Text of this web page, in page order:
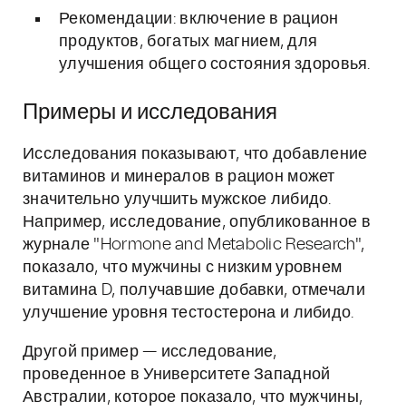
Рекомендации: включение в рацион
продуктов, богатых магнием, для
улучшения общего состояния здоровья.
Примеры и исследования
Исследования показывают, что добавление
витаминов и минералов в рацион может
значительно улучшить мужское либидо.
Например, исследование, опубликованное в
журнале "Hormone and Metabolic Research",
показало, что мужчины с низким уровнем
витамина D, получавшие добавки, отмечали
улучшение уровня тестостерона и либидо.
Другой пример — исследование,
проведенное в Университете Западной
Австралии, которое показало, что мужчины,